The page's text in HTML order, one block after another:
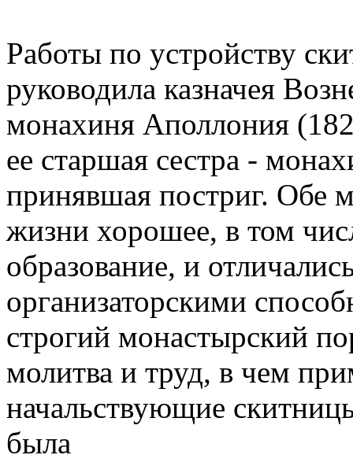
Работы по устройству
руководила казначея
монахиня Аполлония
ее старшая сестра -
принявшая постриг. Обе
жизни хорошее, в том
образование, и
организаторскими
строгий монастырский
молитва и труд, в чем
начальствующие
была